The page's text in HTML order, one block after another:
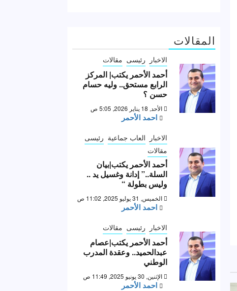
المقالات
الاخبار رئيسى مقالات
أحمد الأحمر يكتب| المركز
الرابع مستحق.. وليه حسام
حسن ؟
الأحد, 18 يناير 2026, 5:05 ص
احمد الأحمر
الاخبار العاب جماعية رئيسى
مقالات
أحمد الأحمر يكتب|بيان
السلة..” إدانة وغسيل يد ..
وليس بطولة “
الخميس, 31 يوليو 2025, 11:02 ص
احمد الأحمر
الاخبار رئيسى مقالات
أحمد الأحمر يكتب|عصام
عبدالحميد.. وعقدة المدرب
الوطني
الإثنين, 30 يونيو 2025, 11:49 ص
احمد الأحمر